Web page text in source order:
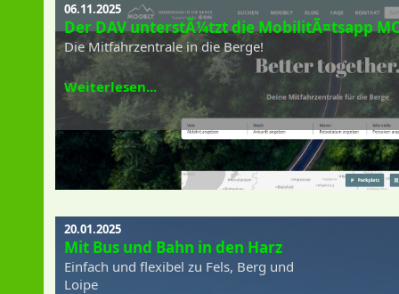
06.11.2025
Der DAV unterstÃ¼tzt die MobilitÃ¤tsapp
Die Mitfahrzentrale in die Berge!
Weiterlesen...
20.01.2025
Mit Bus und Bahn in den Harz
Einfach und flexibel zu Fels, Berg und
Loipe